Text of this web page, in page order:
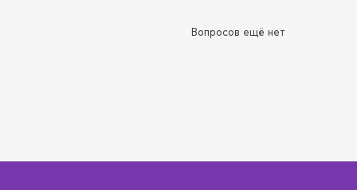
Вопросов ещё нет